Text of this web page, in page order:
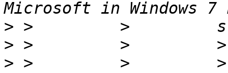
>
>
> >         >         >